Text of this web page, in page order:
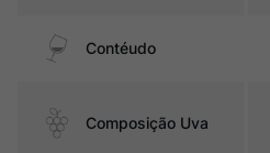
Contéudo
Composição Uva